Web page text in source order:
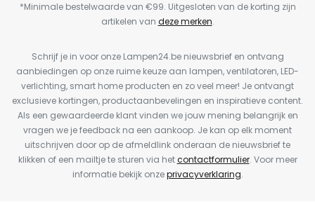
*Minimale bestelwaarde van €99. Uitgesloten van de korting zijn
artikelen van deze merken.
Schrijf je in voor onze Lampen24.be nieuwsbrief en ontvang
aanbiedingen op onze ruime keuze aan lampen, ventilatoren, LED-
verlichting, smart home producten en zo veel meer! Je ontvangt
exclusieve kortingen, productaanbevelingen en inspiratieve content.
Als een gewaardeerde klant vinden we jouw mening belangrijk en
vragen we je feedback na een aankoop. Je kan op elk moment
uitschrijven door op de afmeldlink onderaan de nieuwsbrief te
klikken of een mailtje te sturen via hetcontactformulier. Voor meer
informatie bekijk onzeprivacyverklaring.